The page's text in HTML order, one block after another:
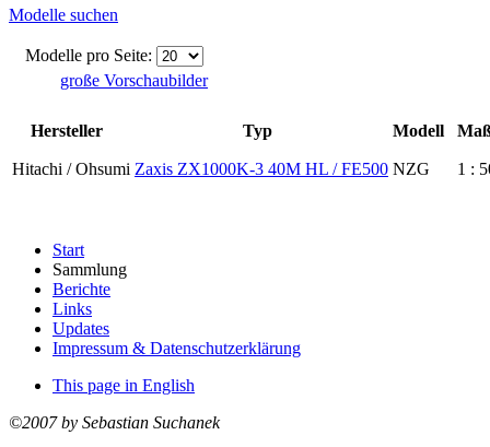
Modelle suchen
Modelle pro Seite:
große Vorschaubilder
Hersteller Typ Modell
Hitachi / Ohsumi Zaxis ZX1000K-3 40M HL / FE500 NZG 1 :
Start
Sammlung
Berichte
Links
Updates
Impressum & Datenschutzerklärung
This page in English
©2007 by Sebastian Suchanek